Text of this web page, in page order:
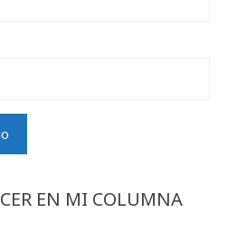
EN MI COLUMNA